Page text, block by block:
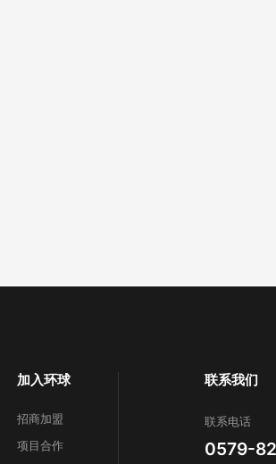
加入环球
招商加盟
项目合作
联系我们
联系电话
0579-